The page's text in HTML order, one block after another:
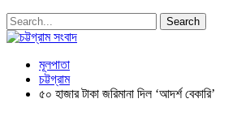
মূলপাতা
চট্টগ্রাম
৫০ হাজার টাকা জরিমানা দিল ‘আদর্শ বেকারি’